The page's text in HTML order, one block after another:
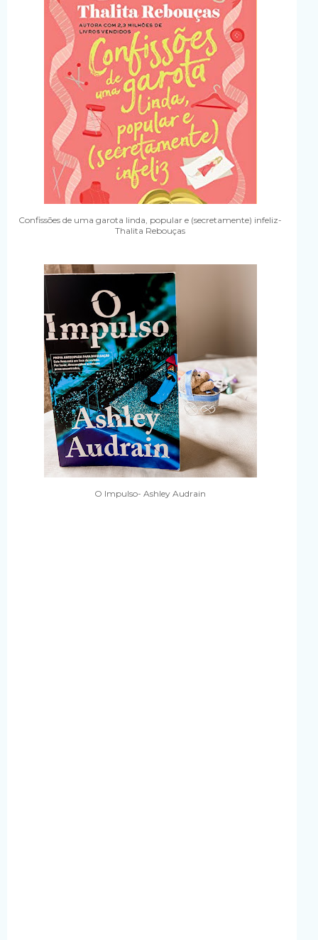
Confissões de uma garota linda, popular e (secretamente) infeliz-
Thalita Rebouças
O Impulso- Ashley Audrain